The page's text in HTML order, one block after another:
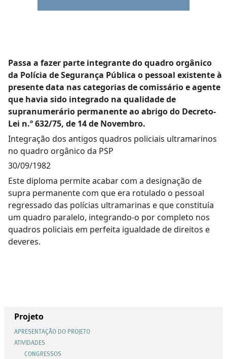
Passa a fazer parte integrante do quadro orgânico
da Polícia de Segurança Pública o pessoal existente à
presente data nas categorias de comissário e agente
que havia sido integrado na qualidade de
supranumerário permanente ao abrigo do Decreto-
Lei n.º 632/75, de 14 de Novembro.
Integração dos antigos quadros policiais ultramarinos
no quadro orgânico da PSP
30/09/1982
Este diploma permite acabar com a designação de
supra permanente com que era rotulado o pessoal
regressado das polícias ultramarinas e que constituía
um quadro paralelo, integrando-o por completo nos
quadros policiais em perfeita igualdade de direitos e
deveres.
Projeto
APRESENTAÇÃO DO PROJETO
ATIVIDADES
CONGRESSOS